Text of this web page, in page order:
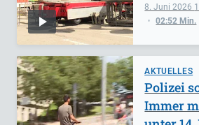
8. Juni 2026
02:52 Min.
AKTUELLES
Polizei
Immer